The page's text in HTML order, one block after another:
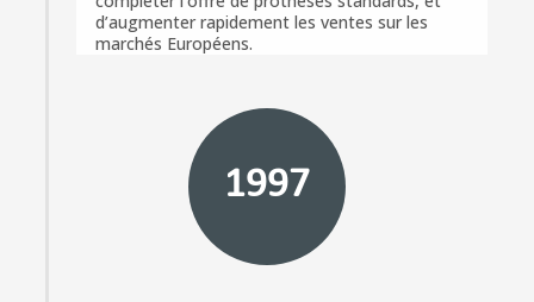
d’augmenter rapidement les ventes sur les
marchés Européens.
1997